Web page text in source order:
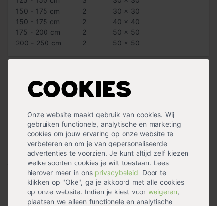
Cookies
Onze website maakt gebruik van cookies. Wij
gebruiken functionele, analytische en marketing
cookies om jouw ervaring op onze website te
verbeteren en om je van gepersonaliseerde
advertenties te voorzien. Je kunt altijd zelf kiezen
welke soorten cookies je wilt toestaan. Lees
hierover meer in ons privacybeleid. Door te
klikken op "Oké", ga je akkoord met alle cookies
op onze website. Indien je kiest voor weigeren,
plaatsen we alleen functionele en analytische
150 - 175 cm
2
30 x 30
150 - 175 cm
2
40 x 40
175 - 200 cm
2
50 x 50
200 - 250 cm
2 50 x 50
Wanneer je een hulsthaag aanplant, geef je haar een
aanplantgrond voor hagen & bomen te gebruiken. De
bodemschimmel Mycorrhiza zorgt voor een optimaal
bodemklimaat voor je heesters. Door je hulsthaag na
aanplant in april en september te snoeien, stimuleer
je een dichte groei van de haag. Gebruik na de snoei
Pokon Beuken & Hagen voeding. Dit versterkt je
planten en maakt ze minder vatbaar voor ziektes. Zo
gaat je hulsthaag extra lang mee!